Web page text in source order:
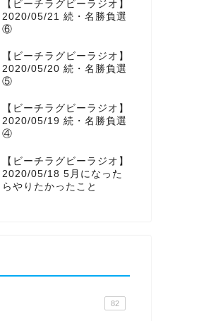
r r
a
【ビーチラグビーラジオ】
2020/05/21 続・名勝負選
⑥
【ビーチラグビーラジオ】
2020/05/20 続・名勝負選
⑤
【ビーチラグビーラジオ】
2020/05/19 続・名勝負選
④
【ビーチラグビーラジオ】
2020/05/18 5月になった
らやりたかったこと
82